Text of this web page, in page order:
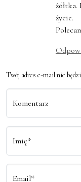
żółtka.
życie.
Twój adres e-mail nie
Komentarz
Imię*
Email*